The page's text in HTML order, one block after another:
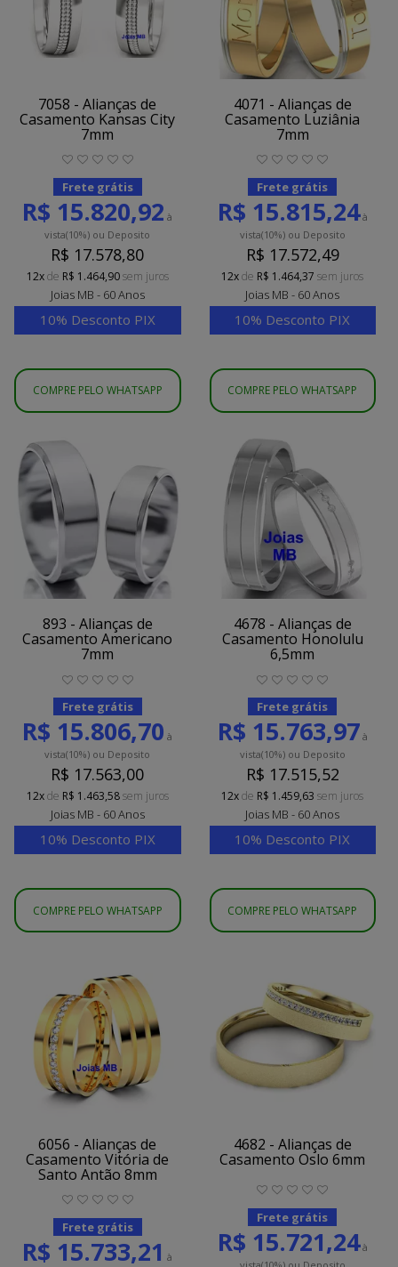
7058 - Alianças de
Casamento Kansas City
7mm
Frete grátis
R$ 15.820,92 à
vista(10%) ou Deposito
R$ 17.578,80
12xde R$ 1.464,90sem juros
Joias MB - 60 Anos
10% Desconto PIX
COMPRE PELO WHATSAPP
4071 - Alianças de
Casamento Luziânia
7mm
Frete grátis
R$ 15.815,24à
vista(10%)ou Deposito
R$ 17.572,49
12xde R$ 1.464,37 sem juros
Joias MB - 60 Anos
10% Desconto PIX
COMPRE PELO WHATSAPP
893 - Alianças de
Casamento Americano
7mm
Frete grátis
R$ 15.806,70 à
vista(10%) ou Deposito
R$ 17.563,00
12xde R$ 1.463,58sem juros
Joias MB - 60 Anos
10% Desconto PIX
COMPRE PELO WHATSAPP
4678 - Alianças de
Casamento Honolulu
6,5mm
Frete grátis
R$ 15.763,97 à
vista(10%)ou Deposito
R$ 17.515,52
12xde R$ 1.459,63 sem juros
Joias MB - 60 Anos
10% Desconto PIX
COMPRE PELO WHATSAPP
6056 - Alianças de
Casamento Vitória de
Santo Antão 8mm
Frete grátis
R$ 15.733,21 à
4682 - Alianças de
Casamento Oslo 6mm
Frete grátis
R$ 15.721,24à